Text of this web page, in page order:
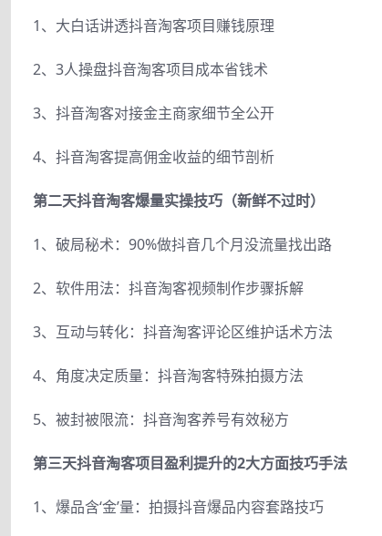
1、大白话讲透抖音淘客项目赚钱原理
2、3人操盘抖音淘客项目成本省钱术
3、抖音淘客对接金主商家细节全公开
4、抖音淘客提高佣金收益的细节剖析
第二天抖音淘客爆量实操技巧（新鲜不过时）
1、破局秘术：90%做抖音几个月没流量找出路
2、软件用法：抖音淘客视频制作步骤拆解
3、互动与转化：抖音淘客评论区维护话术方法
4、角度决定质量：抖音淘客特殊拍摄方法
5、被封被限流：抖音淘客养号有效秘方
第三天抖音淘客项目盈利提升的2大方面技巧手法
1、爆品含‘金’量：拍摄抖音爆品内容套路技巧